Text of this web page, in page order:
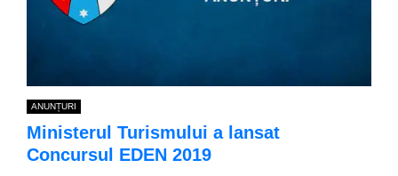
ANUNȚURI
Ministerul Turismului a lansat
Concursul EDEN 2019